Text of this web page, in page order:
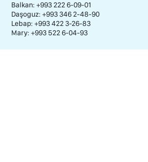
Balkan: +993 222 6-09-01
Daşoguz: +993 346 2-48-90
Lebap: +993 422 3-26-83
Mary: +993 522 6-04-93